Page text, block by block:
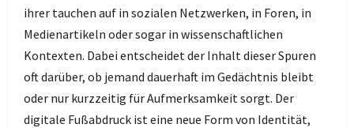
ihrer tauchen auf in sozialen Netzwerken, in Foren, in
Medienartikeln oder sogar in wissenschaftlichen
Kontexten. Dabei entscheidet der Inhalt dieser Spuren
oft darüber, ob jemand dauerhaft im Gedächtnis bleibt
oder nur kurzzeitig für Aufmerksamkeit sorgt. Der
digitale Fußabdruck ist eine neue Form von Identität,